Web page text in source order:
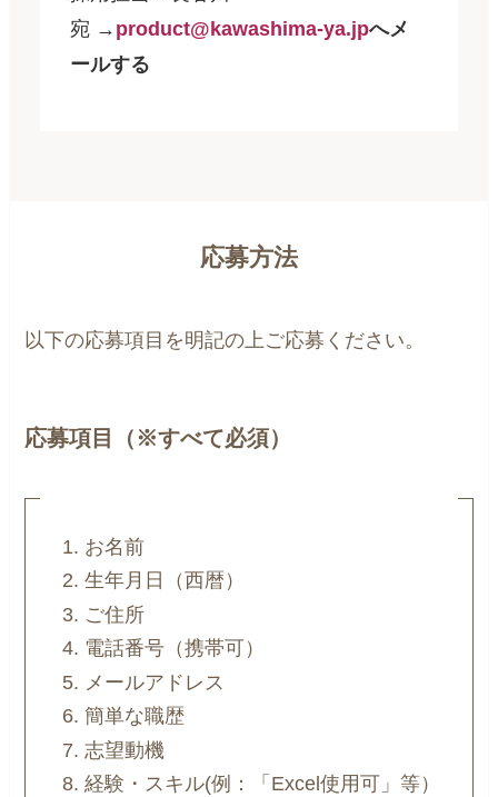
宛 → product@kawashima-ya.jpへメ
ールする
応募方法
以下の応募項目を明記の上ご応募ください。
応募項目（※すべて必須）
お名前
生年月日（西暦）
ご住所
電話番号（携帯可）
メールアドレス
簡単な職歴
志望動機
経験・スキル(例：「Excel使用可」等）